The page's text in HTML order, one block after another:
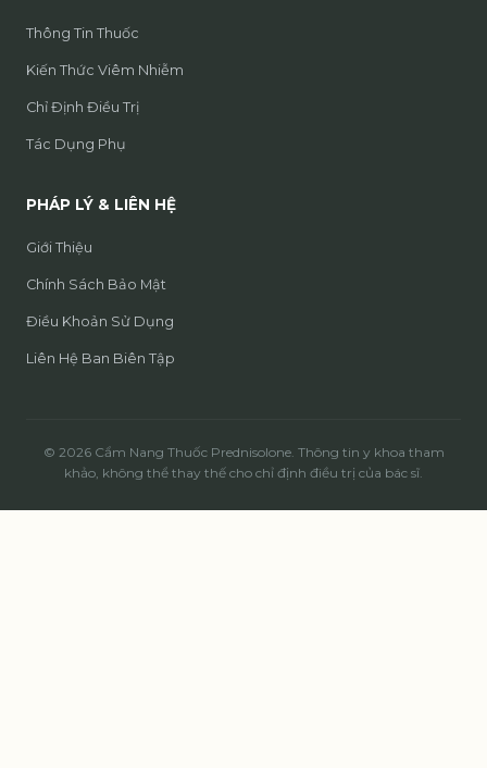
Thông Tin Thuốc
Kiến Thức Viêm Nhiễm
Chỉ Định Điều Trị
Tác Dụng Phụ
PHÁP LÝ & LIÊN HỆ
Giới Thiệu
Chính Sách Bảo Mật
Điều Khoản Sử Dụng
Liên Hệ Ban Biên Tập
© 2026 Cẩm Nang Thuốc Prednisolone. Thông tin y khoa tham
khảo, không thể thay thế cho chỉ định điều trị của bác sĩ.